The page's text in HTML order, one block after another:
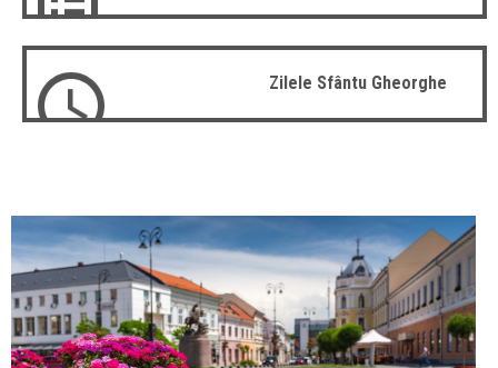
Zilele Sfântu Gheorghe